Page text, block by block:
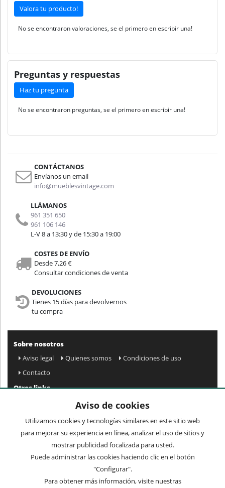
Valora tu producto!
No se encontraron valoraciones, se el primero en escribir una!
Preguntas y respuestas
Haz tu pregunta
No se encontraron preguntas, se el primero en escribir una!
CONTÁCTANOS
Envíanos un email
info@mueblesvintage.com
LLÁMANOS
961 351 650
961 106 146
L-V 8 a 13:30 y de 15:30 a 19:00
COSTES DE ENVÍO
Desde 7,26 €
Consultar condiciones de venta
DEVOLUCIONES
Tienes 15 días para devolvernos
tu compra
Sobre nosotros
Aviso legal
Quienes somos
Condiciones de uso
Contacto
Otros links
Preguntas frecuentes
Mi cuenta
Condiciones de envío y devolución
Newsletter
Acepto privacidad
Aviso de cookies
Utilizamos cookies y tecnologías similares en este sitio web
para mejorar su experiencia en línea, analizar el uso de sitios y
mostrar publicidad focalizada para usted.
Puede administrar las cookies haciendo clic en el botón
"Configurar".
Para obtener más información, visite nuestras